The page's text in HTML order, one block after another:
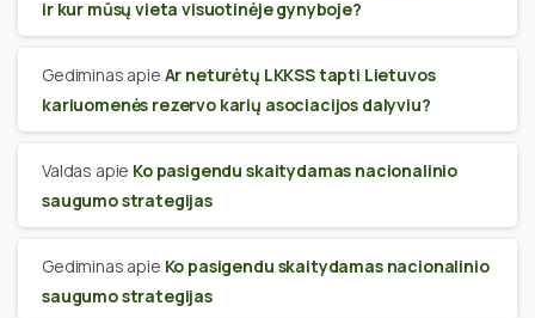
ir kur mūsų vieta visuotinėje gynyboje?
Gediminas apie Ar neturėtų LKKSS tapti Lietuvos
kariuomenės rezervo karių asociacijos dalyviu?
Valdas apie Ko pasigendu skaitydamas nacionalinio
saugumo strategijas
Gediminas apie Ko pasigendu skaitydamas nacionalinio
saugumo strategijas